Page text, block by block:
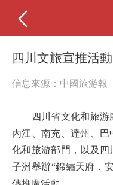
四川文旅宣推活
信息來源：中國旅游報
四川省文化和旅游廳
內江、南充、達州、
化和旅游部門，以及
子洲舉辦“錦繡天府﹒